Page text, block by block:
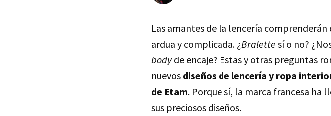
Las amantes de la lencería
ardua y complicada. ¿Bralette sí o no?
bodyde encaje? Estas y otras preguntas
nuevos diseños de lencería y ropa
de Etam. Porque sí, la marca francesa ha
sus preciosos diseños.